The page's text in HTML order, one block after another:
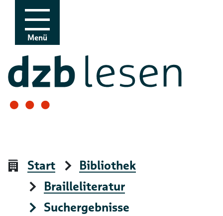
Zur Navigation
Zum Inhalt
Menü
Start
Bibliothek
Brailleliteratur
Suchergebnisse